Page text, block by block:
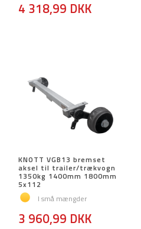
4 318,99 DKK
KNOTT VGB13 bremset
aksel til trailer/trækvogn
1350kg 1400mm 1800mm
5x112
I små mængder
3 960,99 DKK